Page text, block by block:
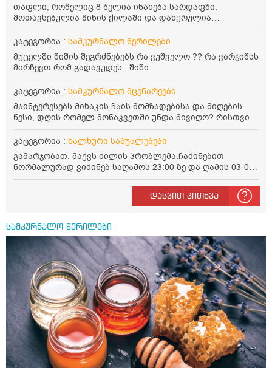
თაფლი, რომელიც 8 წელია ინახება სარდაფში,
მოთავსებულია მინის ქილაში და დახურულია
პლასტმასის სახურავით. ექნება თუ არა შენარჩუნებული
სასარგებლო თვისებები და შეიძლება თუ არა მისი
კატეგორია : სამკურნალო წერილები
მუცელში შიშის შეგრძნებებს რა ვუშველო ?? რა ვარჯიშსს
მირჩევთ რომ გადავუდეს : შიში
კატეგორია : სამკურნალო მცენარეები
მაინტერესებს მიხაკის ჩაის მომზადებისა და მიღების
წესი, დღის რომელ მონაკვეთში უნდა მივიღო? რისთვის
არის სასარგებლო და უკუჩვენება თუ აქვს
კატეგორია : ხალხური საშუალებები
გამარჯობათ. მაქვს ძილის პრობლემა.ჩაძინებით
ნორმალურად ვიძინებ საღამოს 23:00 ზე და ღამის 03-00
ან 04:00 საათზე მეღვიძება და მერე ვერ ვიძინებ
ვერაფრით.რამე ხალხური საშუალება თუ არის ამ
დასვით კითხვა
სამკურნალო წერილები